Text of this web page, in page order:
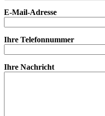
E-Mail-Adresse
Ihre Telefonnummer
Ihre Nachricht